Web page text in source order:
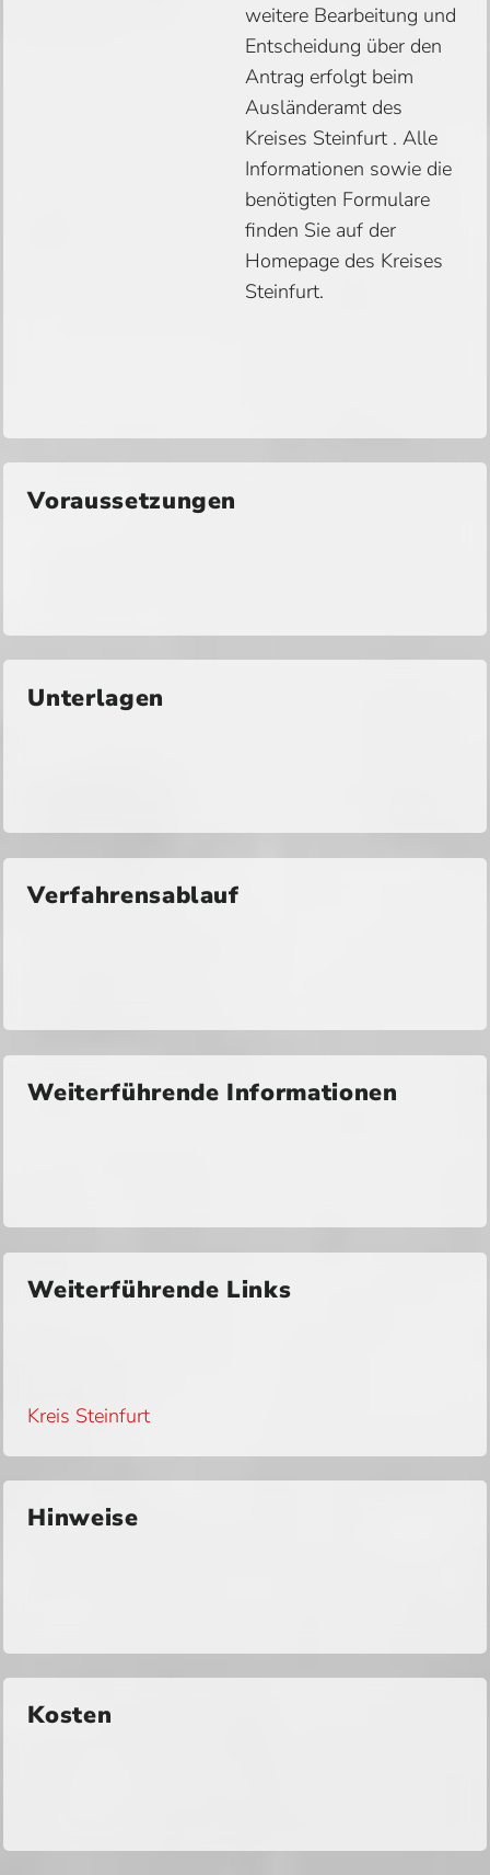
weitere Bearbeitung und
Entscheidung über den
Antrag erfolgt beim
Ausländeramt des
Kreises Steinfurt . Alle
Informationen sowie die
benötigten Formulare
finden Sie auf der
Homepage des Kreises
Steinfurt.
Voraussetzungen
Unterlagen
Verfahrensablauf
Weiterführende Informationen
Weiterführende Links
Kreis Steinfurt
Hinweise
Kosten